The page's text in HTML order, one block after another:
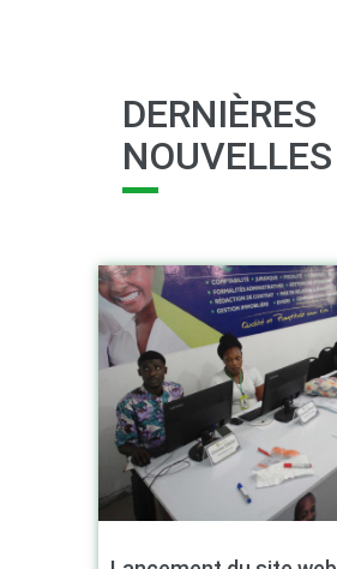
DERNIÈRES
NOUVELLES